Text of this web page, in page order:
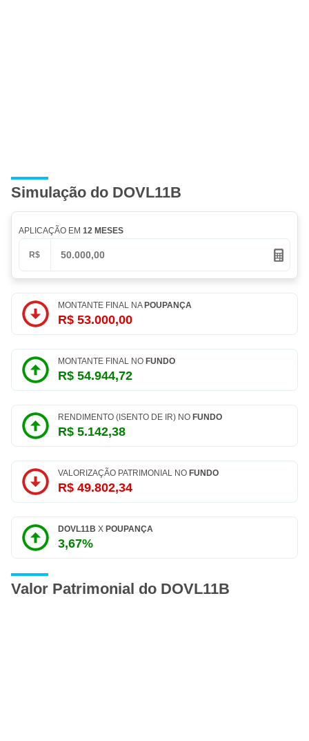
Simulação do DOVL11B
APLICAÇÃO EM 12 MESES
R$
MONTANTE FINAL NA POUPANÇA
R$ 53.000,00
MONTANTE FINAL NO FUNDO
R$ 54.944,72
RENDIMENTO (ISENTO DE IR) NO FUNDO
R$ 5.142,38
VALORIZAÇÃO PATRIMONIAL NO FUNDO
R$ 49.802,34
DOVL11B X POUPANÇA
3,67%
Valor Patrimonial do DOVL11B